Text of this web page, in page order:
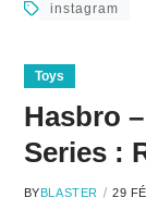
instagram
Toys
Hasbro
Series :
BY BLASTER 29